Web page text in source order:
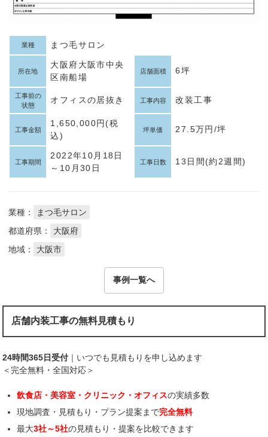
業種 まつ毛サロン
所在地
大阪府大阪市中央
区南船場
店舗面積 6坪
工事前の
状態
オフィスの居抜き 工事内容 改装工事
工事金額
1,650,000円(税
込)
坪単価 27.5万円/坪
工事期間
2022年10月18日
～10月30日
工事日数 13日間(約2週間)
業種：
まつ毛サロン
都道府県：
大阪府
地域：
大阪市
事例一覧へ
店舗内装工事の無料見積もり
24時間365日受付 ｜いつでも見積もりを申し込めます
＜完全無料・全国対応＞
飲食店・美容室・クリニック・オフィスの実績多数
現地調査・見積もり・プラン提案まで完全無料
最大3社～5社の見積もり・提案を比較できます